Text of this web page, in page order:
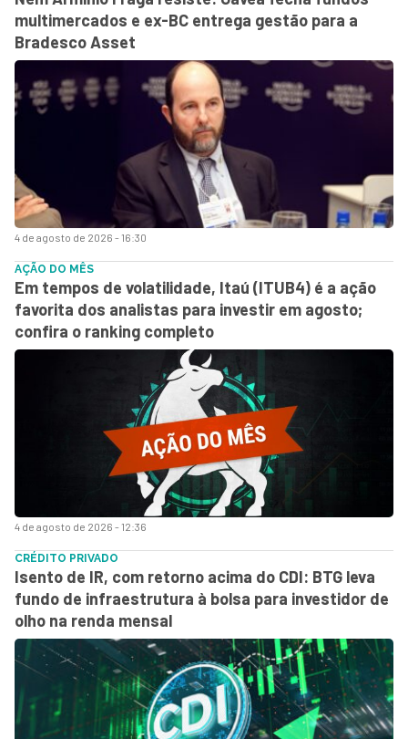
4 de agosto de 2026 - 16:30
multimercados e ex-BC entrega gestão para a
Bradesco Asset
4 de agosto de 2026 - 12:36
AÇÃO DO MÊS
Em tempos de volatilidade, Itaú (ITUB4) é a ação
favorita dos analistas para investir em agosto;
confira o ranking completo
CRÉDITO PRIVADO
Isento de IR, com retorno acima do CDI: BTG leva
fundo de infraestrutura à bolsa para investidor de
olho na renda mensal